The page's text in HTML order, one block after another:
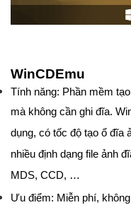
WinCDEmu
Tính năng: Phần mềm
mà không cần ghi đĩa.
dụng, có tốc độ tạo ổ đĩa
nhiều định dạng file ảnh
MDS, CCD, …
Ưu điểm: Miễn phí,